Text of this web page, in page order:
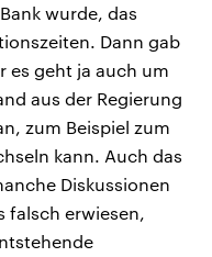
wurde, das
Dann gab
es geht ja auch um
aus der Regierung
zum Beispiel zum
kann. Auch das
Diskussionen
falsch erwiesen,